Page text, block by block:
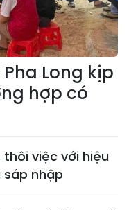
Long kịp
hợp có
việc với hiệu
sáp nhập